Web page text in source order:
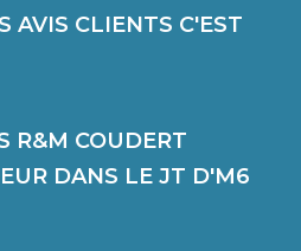
AVIS CLIENTS C'EST
R&M COUDERT
DANS LE JT D'M6